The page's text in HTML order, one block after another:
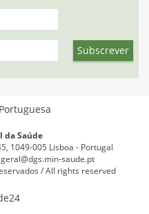
da Saúde
1049-005 Lisboa - Portugal
geral@dgs.min-saude.pt
/ All rights reserved